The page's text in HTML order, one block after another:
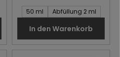
Inhalt des Artikel:
50 ml Abfüllung 2 ml
In den Warenkorb